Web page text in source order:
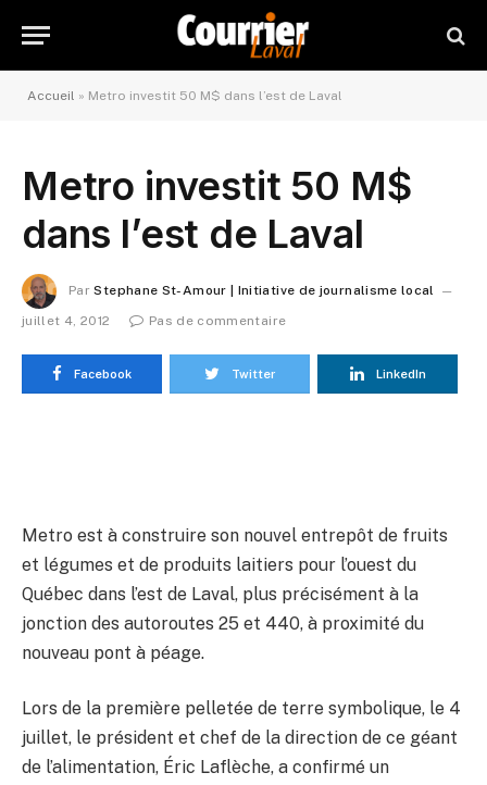
Accueil » Metro investit 50 M$ dans l’est de Laval
Metro investit 50 M$
dans l’est de Laval
Par Stephane St-Amour | Initiative de journalisme local
juillet 4, 2012
Pas de commentaire
Facebook Twitter LinkedIn
Metro est à construire son nouvel entrepôt de fruits
et légumes et de produits laitiers pour l’ouest du
Québec dans l’est de Laval, plus précisément à la
jonction des autoroutes 25 et 440, à proximité du
nouveau pont à péage.
Lors de la première pelletée de terre symbolique, le 4
juillet, le président et chef de la direction de ce géant
de l’alimentation, Éric Laflèche, a confirmé un